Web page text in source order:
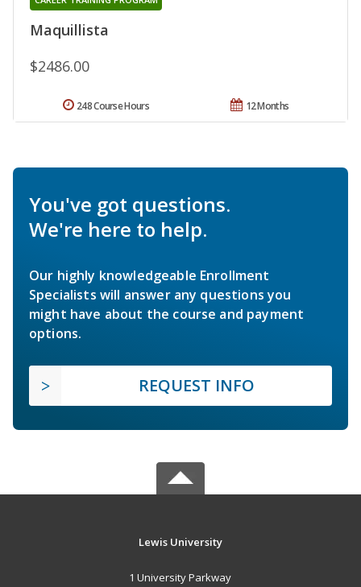
Maquillista
$2486.00
12 Months
248 Course Hours
You've got questions.
We're here to help.
Our highly knowledgeable Enrollment
Specialists will answer any questions you
might have about the course and payment
options.
REQUEST INFO
Lewis University
1 University Parkway